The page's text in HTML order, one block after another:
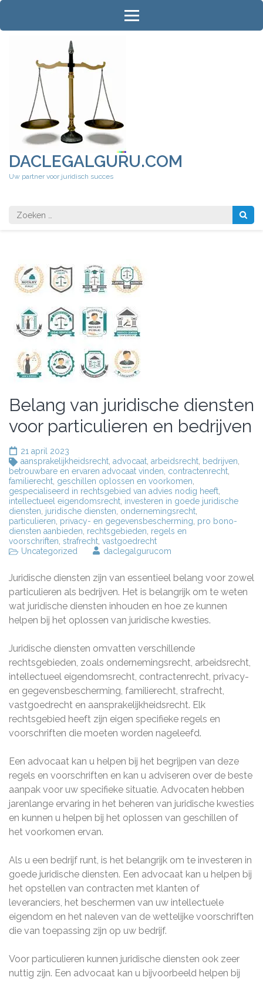
Ga
inhoud
DACLEGALGURU.COM
Uw partner voor juridisch succes
Zoeken
naar:
Belang van juridische diensten
voor particulieren en bedrijven
21 april 2023
aansprakelijkheidsrecht advocaat arbeidsrecht bedrijven
betrouwbare en ervaren advocaat vinden contractenrecht
familierecht geschillen oplossen en voorkomen
gespecialiseerd in rechtsgebied van advies nodig heeft
intellectueel eigendomsrecht investeren in goede juridische
diensten juridische diensten ondernemingsrecht
particulieren privacy- en gegevensbescherming pro bono-
diensten aanbieden rechtsgebieden regels en
voorschriften strafrecht vastgoedrecht
Uncategorized
daclegalgurucom
Juridische diensten zijn van essentieel belang voor zowel
particulieren als bedrijven. Het is belangrijk om te weten
wat juridische diensten inhouden en hoe ze kunnen
helpen bij het oplossen van juridische kwesties.
Juridische diensten omvatten verschillende
rechtsgebieden, zoals ondernemingsrecht, arbeidsrecht,
intellectueel eigendomsrecht, contractenrecht, privacy-
en gegevensbescherming, familierecht, strafrecht,
vastgoedrecht en aansprakelijkheidsrecht. Elk
rechtsgebied heeft zijn eigen specifieke regels en
voorschriften die moeten worden nageleefd.
Een advocaat kan u helpen bij het begrijpen van deze
regels en voorschriften en kan u adviseren over de beste
aanpak voor uw specifieke situatie. Advocaten hebben
jarenlange ervaring in het beheren van juridische kwesties
en kunnen u helpen bij het oplossen van geschillen of
het voorkomen ervan.
Als u een bedrijf runt, is het belangrijk om te investeren in
goede juridische diensten. Een advocaat kan u helpen bij
het opstellen van contracten met klanten of
leveranciers, het beschermen van uw intellectuele
eigendom en het naleven van de wettelijke voorschriften
die van toepassing zijn op uw bedrijf.
Voor particulieren kunnen juridische diensten ook zeer
nuttig zijn. Een advocaat kan u bijvoorbeeld helpen bij